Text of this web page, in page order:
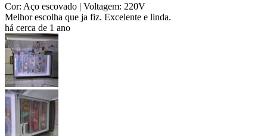
Cor: Aço escovado | Voltagem: 220V
Melhor escolha que ja fiz. Excelente e linda.
há cerca de 1 ano